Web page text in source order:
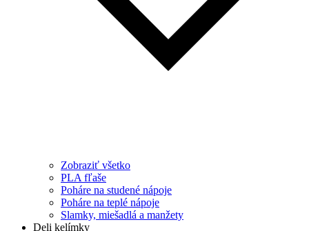
Zobraziť všetko
PLA fľaše
Poháre na studené nápoje
Poháre na teplé nápoje
Slamky, miešadlá a manžety
Deli kelímky